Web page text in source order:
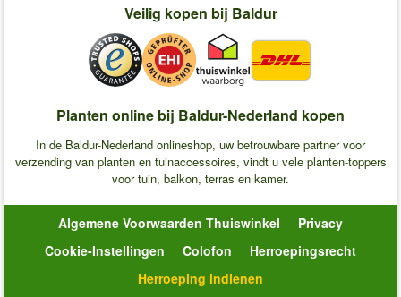
Veilig kopen bij Baldur
Planten online bij Baldur-Nederland kopen
In de Baldur-Nederland onlineshop, uw betrouwbare partner voor
verzending van planten en tuinaccessoires, vindt u vele planten-toppers
voor tuin, balkon, terras en kamer.
Algemene Voorwaarden Thuiswinkel
Privacy
Cookie-Instellingen
Colofon
Herroepingsrecht
Herroeping indienen